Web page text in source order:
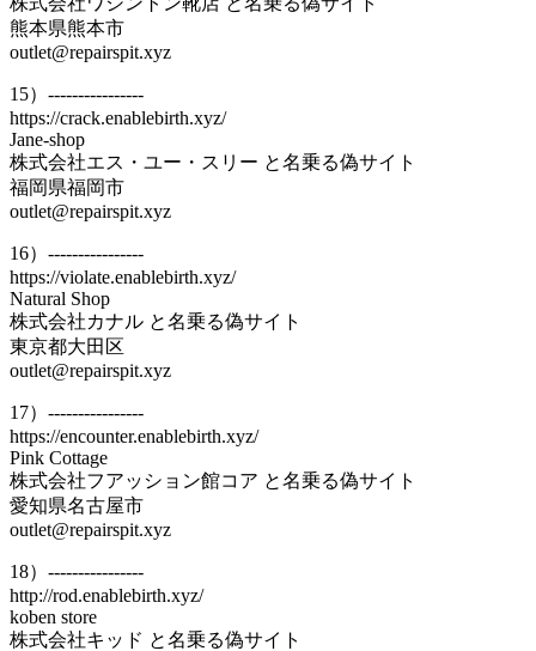
熊本県熊本市
outlet@repairspit.xyz
15）----------------
https://crack.enablebirth.xyz/
Jane-shop
株式会社エス・ユー・スリー と名乗る偽サイト
福岡県福岡市
outlet@repairspit.xyz
16）----------------
https://violate.enablebirth.xyz/
Natural Shop
株式会社カナル と名乗る偽サイト
東京都大田区
outlet@repairspit.xyz
17）----------------
https://encounter.enablebirth.xyz/
Pink Cottage
株式会社フアッション館コア と名乗る偽サイト
愛知県名古屋市
outlet@repairspit.xyz
18）----------------
http://rod.enablebirth.xyz/
koben store
株式会社キッド と名乗る偽サイト